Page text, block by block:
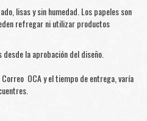
lisas y sin humedad. Los papeles son
refregar ni utilizar productos
la aprobación del diseño.
OCA y el tiempo de entrega, varía